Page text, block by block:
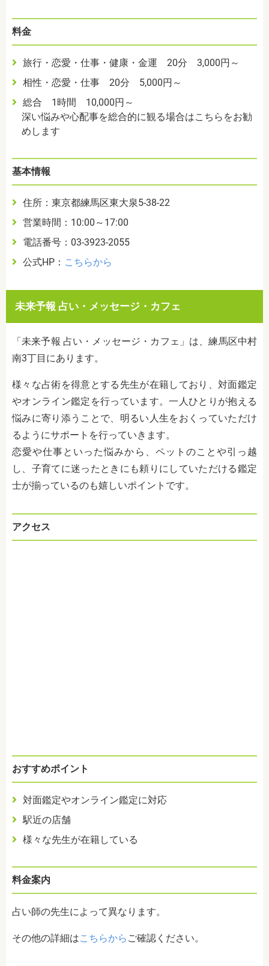
料金
旅行・恋愛・仕事・健康・金運 20分 3,000円～
相性・恋愛・仕事 20分 5,000円～
総合 1時間 10,000円～
深い悩みや心配事を総合的に観る場合はこちらをお勧
めします
基本情報
住所： 東京都練馬区東大泉5-38-22
営業時間：10:00～17:00
電話番号： 03-3923-2055
公式HP： こちらから
未来予報 占い・メッセージ・カフェ
「未来予報 占い・メッセージ・カフェ」は、練馬区中村
南3丁目にあります。
様々な占術を得意とする先生が在籍しており、対面鑑定
やオンライン鑑定を行っています。一人ひとりが抱える
悩みに寄り添うことで、明るい人生をおくっていただけ
るようにサポートを行っていきます。
恋愛や仕事といった悩みから、ペットのことや引っ越
し、子育てに迷ったときにも頼りにしていただける鑑定
士が揃っているのも嬉しいポイントです。
アクセス
おすすめポイント
対面鑑定やオンライン鑑定に対応
駅近の店舗
様々な先生が在籍している
料金案内
占い師の先生によって異なります。
その他の詳細はこちらから ご確認ください。